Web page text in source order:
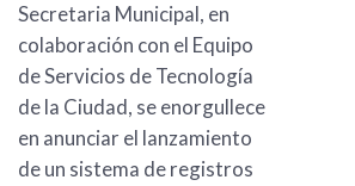
Secretaria Municipal, en
colaboración con el Equipo
de Servicios de Tecnología
de la Ciudad, se enorgullece
en anunciar el lanzamiento
de un sistema de registros